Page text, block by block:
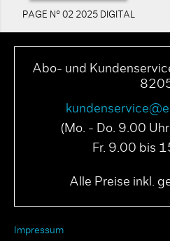
PAGE N° 02 2025 DIGITAL
Abo- und
(Mo. - Do. 9.00
Fr. 9.00 bis
Alle Preise inkl.
Impressum